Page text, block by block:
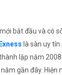
bắt đầu và có
Exness là sàn uy
lập năm
gần đây. Hiện